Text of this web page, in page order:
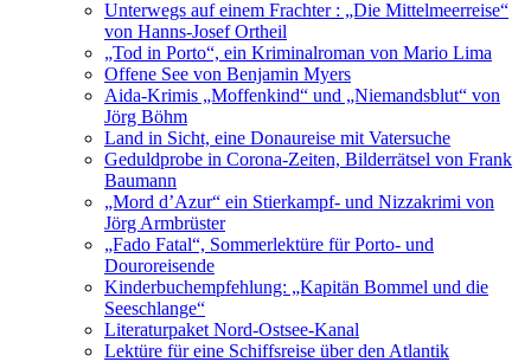
Unterwegs auf einem Frachter : „Die Mittelmeerreise“
von Hanns-Josef Ortheil
„Tod in Porto“, ein Kriminalroman von Mario Lima
Offene See von Benjamin Myers
Aida-Krimis „Moffenkind“ und „Niemandsblut“ von
Jörg Böhm
Land in Sicht, eine Donaureise mit Vatersuche
Geduldprobe in Corona-Zeiten, Bilderrätsel von Frank
Baumann
„Mord d’Azur“ ein Stierkampf- und Nizzakrimi von
Jörg Armbrüster
„Fado Fatal“, Sommerlektüre für Porto- und
Douroreisende
Kinderbuchempfehlung: „Kapitän Bommel und die
Seeschlange“
Literaturpaket Nord-Ostsee-Kanal
Lektüre für eine Schiffsreise über den Atlantik